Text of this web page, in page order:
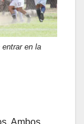
en la